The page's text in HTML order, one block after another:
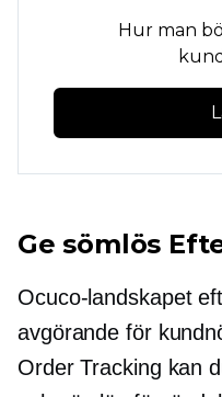
Hur man
Ge sömlös
Ocuco-landskapet
avgörande för
Order Tracking kan